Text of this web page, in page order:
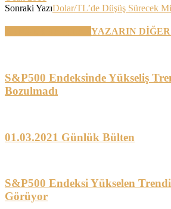
Sonraki YazıDolar/TL’de Düşüş Sürecek
YAZARIN
S&P500 Endeksinde Yükseliş
Bozulmadı
01.03.2021 Günlük Bülten
S&P500 Endeksi Yükselen
Görüyor